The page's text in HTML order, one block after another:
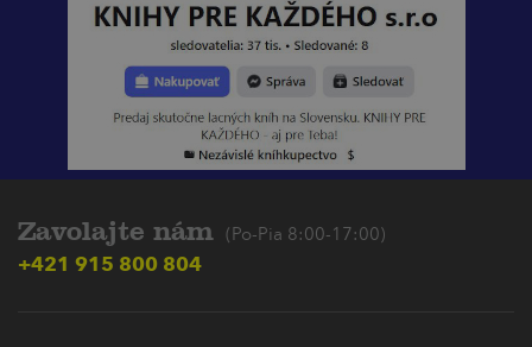
Zavolajte nám (Po-Pia 8:00-17:00)
+421 915 800 804